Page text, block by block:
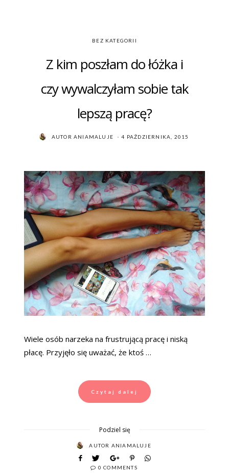
BEZ KATEGORII
Z kim poszłam do łóżka i
czy wywalczyłam sobie tak
lepszą pracę?
AUTOR ANIAMALUJE
POSTED
4 PAŹDZIERNIKA, 2015
Wiele osób narzeka na frustrującą pracę i niską
płacę. Przyjęło się uważać, że ktoś …
Czytaj dalej
Podziel się
AUTOR ANIAMALUJE
0 COMMENTS